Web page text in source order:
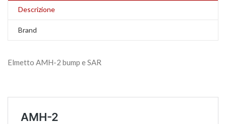
Descrizione
Brand
Elmetto AMH-2 bump e SAR